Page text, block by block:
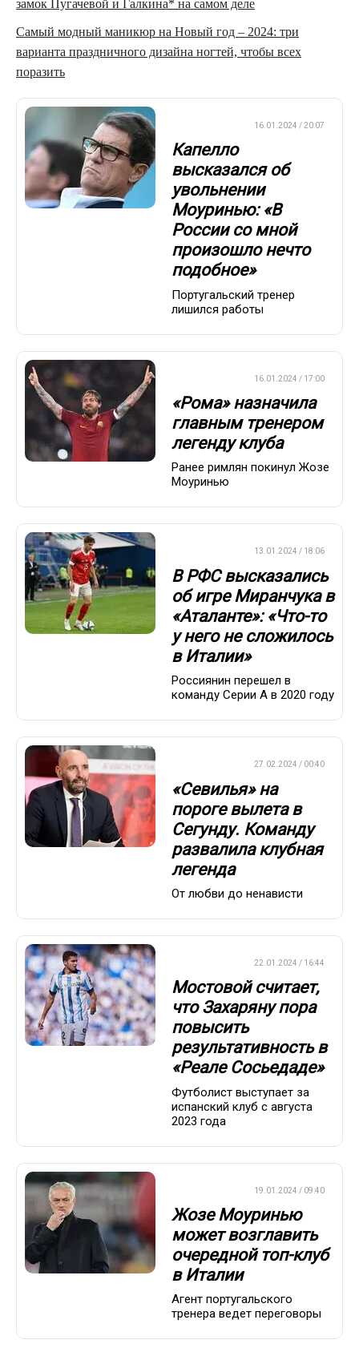
замок Пугачевой и Галкина* на самом деле
Самый модный маникюр на Новый год – 2024: три
варианта праздничного дизайна ногтей, чтобы всех
поразить
16.01.2024 / 20:07
Капелло
высказался об
увольнении
Моуринью: «В
России со мной
произошло нечто
подобное»
Португальский тренер
лишился работы
16.01.2024 / 17:00
«Рома» назначила
главным тренером
легенду клуба
Ранее римлян покинул Жозе
Моуринью
13.01.2024 / 18:06
В РФС высказались
об игре Миранчука в
«Аталанте»: «Что-то
у него не сложилось
в Италии»
Россиянин перешел в
команду Серии А в 2020 году
27.02.2024 / 00:40
«Севилья» на
пороге вылета в
Сегунду. Команду
развалила клубная
легенда
От любви до ненависти
22.01.2024 / 16:44
Мостовой считает,
что Захаряну пора
повысить
результативность в
«Реале Сосьедаде»
Футболист выступает за
испанский клуб с августа
2023 года
19.01.2024 / 09:40
Жозе Моуринью
может возглавить
очередной топ-клуб
в Италии
Агент португальского
тренера ведет переговоры